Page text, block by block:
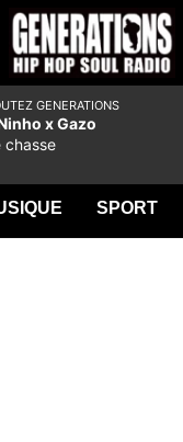
SPORT
GENERATIONS
x Gazo
chasse